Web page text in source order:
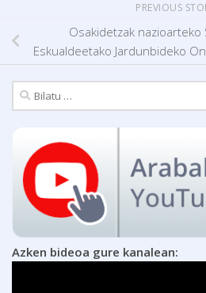
PREVIOUS
Osakidetzak nazioarteko
Eskualdeetako Jardunbideko
Bilatu:
Azken bideoa gure kanalean: